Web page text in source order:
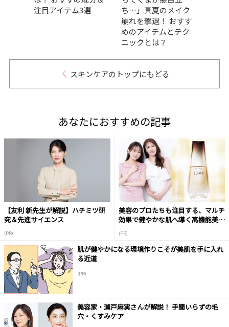
注目アイテム3選
ち…」真夏のメイク
崩れを撃退！ おすす
めのアイテムとテク
ニックとは？
スキンケアのトップにもどる
あなたにおすすめの記事
【友利 新先生が解説】ハチミツ研
究＆先進サイエンス
(PR)
美容のプロたちも注目する、マルチ
効果で健やかな肌へ導く高機能美容
(PR)
肌が健やかになる環境作りこそが美肌を手に入れ
る近道
(PR)
美容家・瀬戸麻実さんが解説！ 手間いらずの毛
穴・くすみケア